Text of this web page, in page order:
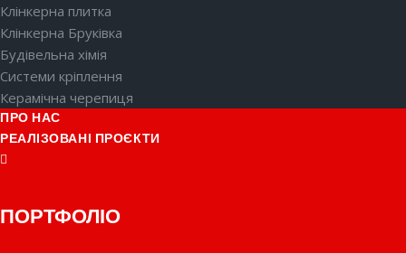
Клінкерна плитка
Клінкерна Бруківка
Будівельна хімія
Системи кріплення
Керамічна черепиця
ПРО НАС
РЕАЛІЗОВАНІ ПРОЄКТИ
ПОРТФОЛІО